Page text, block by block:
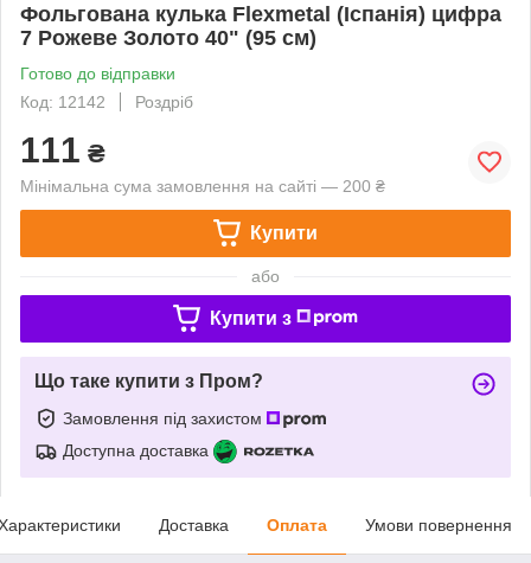
Фольгована кулька Flexmetal (Іспанія) цифра
7 Рожеве Золото 40" (95 см)
Готово до відправки
Код: 12142
Роздріб
111 ₴
Мінімальна сума замовлення на сайті — 200 ₴
Купити
або
Купити з
Що таке купити з Пром?
Замовлення під захистом
Доступна доставка
Доставка Оплата Умови повернення